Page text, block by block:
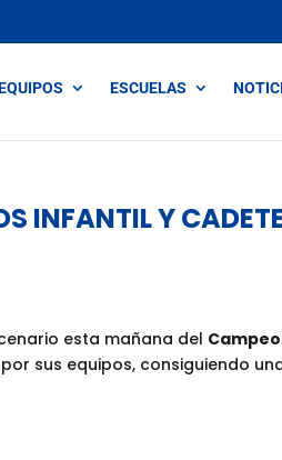
ESCUELAS
INFANTIL Y
esta mañana del
sus equipos, consiguiendo